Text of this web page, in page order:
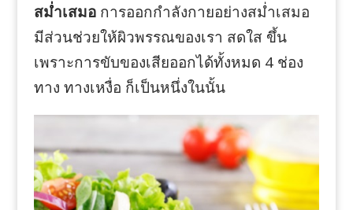
สม่ำเสมอการออกกำลังกายอย่างสม่ำเสมอ
มีส่วนช่วยให้ผิวพรรณของเรา สดใส ขึ้น
เพราะการขับของเสียออกได้ทั้งหมด 4 ช่อง
ทาง ทางเหงื่อ ก็เป็นหนึ่งในนั้น